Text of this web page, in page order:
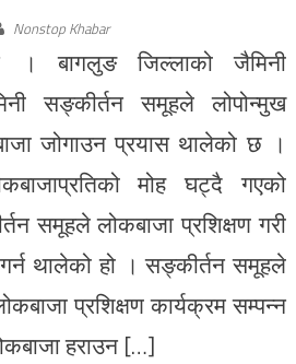
Nonstop Khabar
बागलुङ जिल्लाको जैमिनी
सङ्कीर्तन समूहले लोपोन्मुख
जोगाउन प्रयास थालेको छ ।
मोह घट्दै गएको
समूहले लोकबाजा प्रशिक्षण गरी
थालेको हो । सङ्कीर्तन समूहले
प्रशिक्षण कार्यक्रम सम्पन्न
हराउन […]